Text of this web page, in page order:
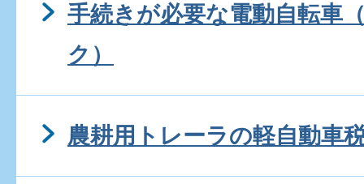
手続きが必要な電動自転車
ク）
農耕用トレーラの軽自動車